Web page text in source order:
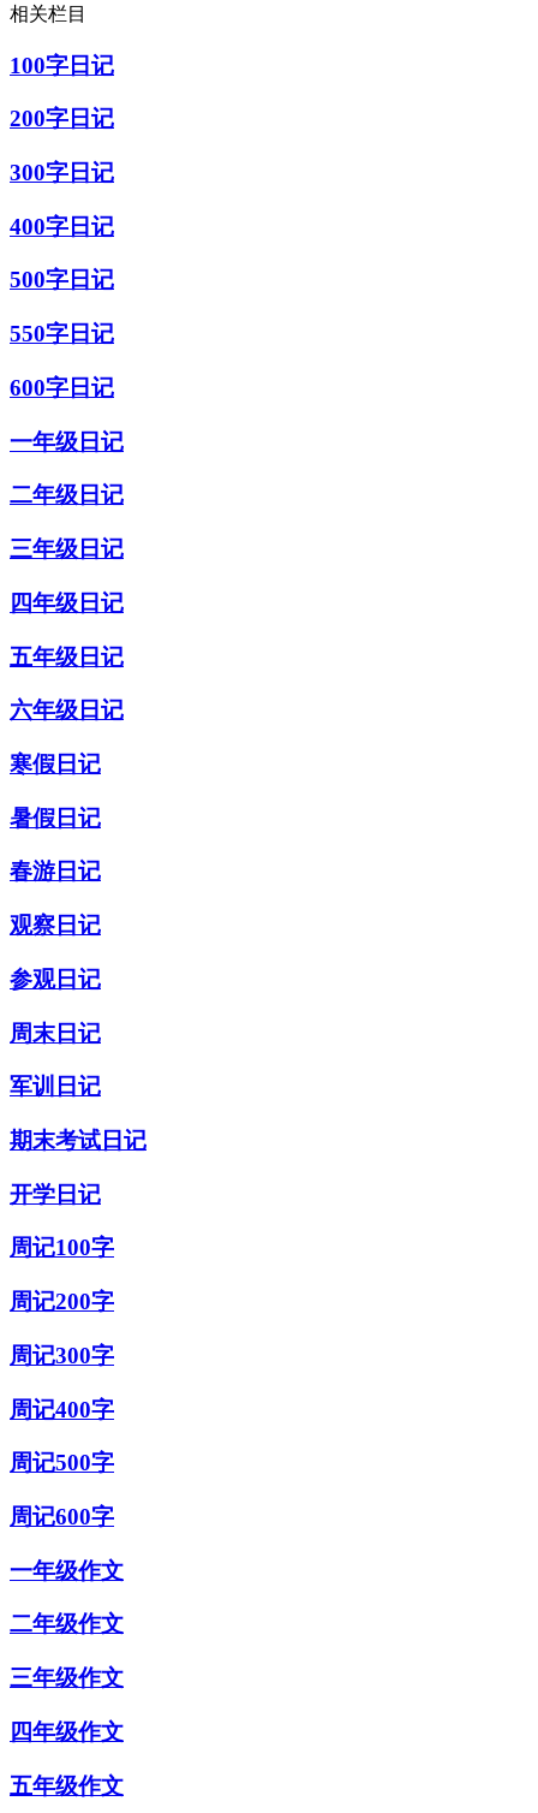
相关栏目
100字日记
200字日记
300字日记
400字日记
500字日记
550字日记
600字日记
一年级日记
二年级日记
三年级日记
四年级日记
五年级日记
六年级日记
寒假日记
暑假日记
春游日记
观察日记
参观日记
周末日记
军训日记
期末考试日记
开学日记
周记100字
周记200字
周记300字
周记400字
周记500字
周记600字
一年级作文
二年级作文
三年级作文
四年级作文
五年级作文